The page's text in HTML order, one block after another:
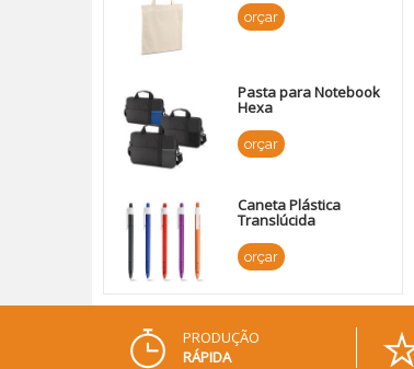
orçar
Pasta para Notebook
Hexa
orçar
Caneta Plástica
Translúcida
orçar
PRODUÇÃO
RÁPIDA